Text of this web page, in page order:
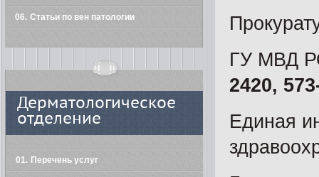
ГУ МВД
2420,
Единая
06 Статьи по вен патологии
Дерматологическое
отделение
01 Перечень услуг